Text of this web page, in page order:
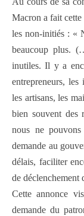
Macron a fait cette
les non-initiés : «
beaucoup plus.
inutiles. Il y a
entrepreneurs, les
les artisans, les
bien souvent des
nous ne
demande au
délais, faciliter
de déclenchement
Cette annonce
demande du